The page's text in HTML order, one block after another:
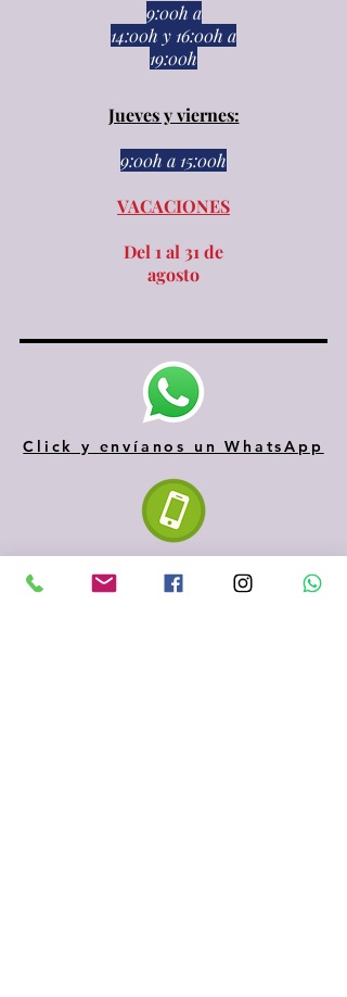
9:00h a
14:00h y 16:00h a
19:00h
Jueves y viernes:
9:00h a 15:00h​​
VACACIONES
Del 1 al 31 de
agosto
Click y envíanos un WhatsApp
610 334 435
935 153 687